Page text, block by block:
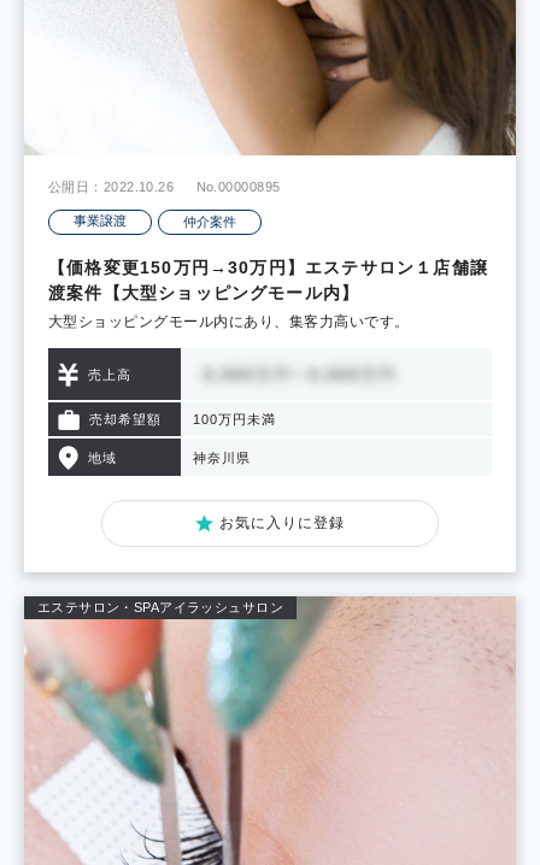
公開日：2022.10.26 No.00000895
事業譲渡 仲介案件
【価格変更150万円→30万円】エステサロン１店舗譲
渡案件【大型ショッピングモール内】
大型ショッピングモール内にあり、集客力高いです。
売上高
売却希望額 100万円未満
地域 神奈川県
お気に入りに登録
エステサロン・SPAアイラッシュサロン